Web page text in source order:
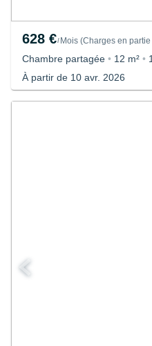
628 €/ Mois (Charges en
Chambre partagée • 12 m² •
À partir de 10 avr. 2026